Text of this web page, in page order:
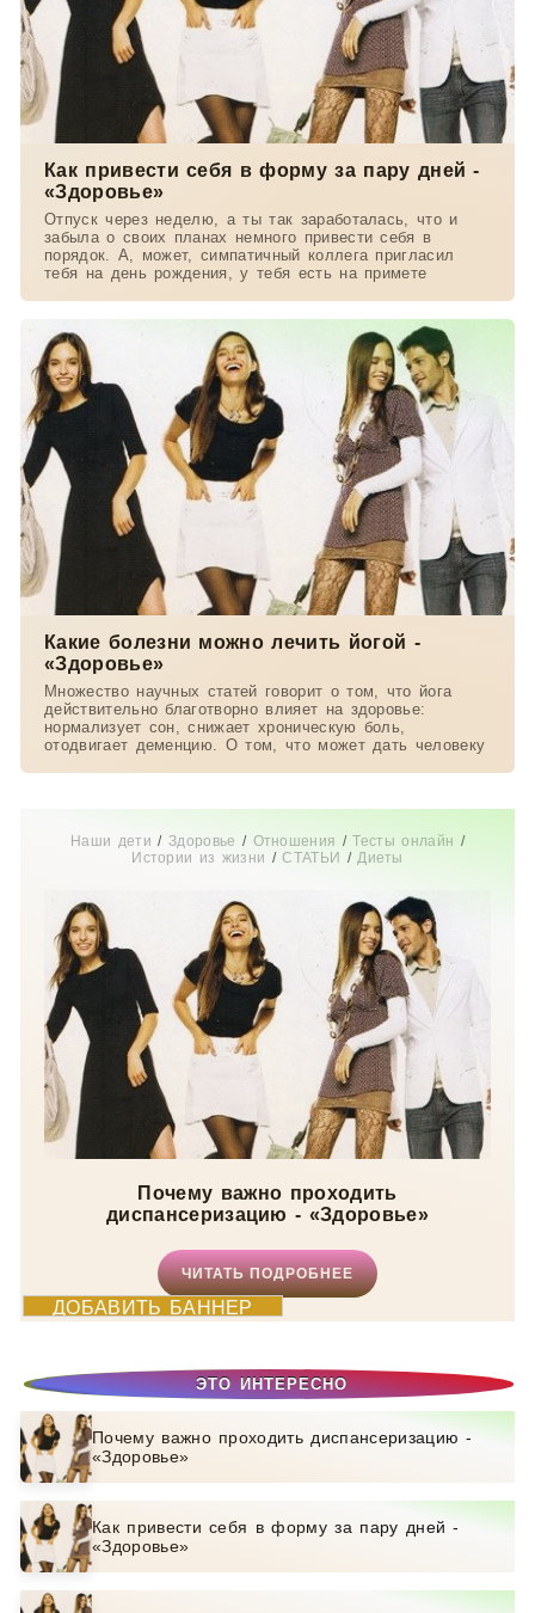
Как привести себя в форму за пару дней -
«Здоровье»
Отпуск через неделю, а ты так заработалась, что и
забыла о своих планах немного привести себя в
порядок. А, может, симпатичный коллега пригласил
тебя на день рождения, у тебя есть на примете
Какие болезни можно лечить йогой -
«Здоровье»
Множество научных статей говорит о том, что йога
действительно благотворно влияет на здоровье:
нормализует сон, снижает хроническую боль,
отодвигает деменцию. О том, что может дать человеку
Наши дети / Здоровье / Отношения /Тесты онлайн /
Истории из жизни /СТАТЬИ /Диеты
Почему важно проходить
диспансеризацию - «Здоровье»
ЧИТАТЬ ПОДРОБНЕЕ
ДОБАВИТЬ БАННЕР
ЭТО ИНТЕРЕСНО
Почему важно проходить диспансеризацию -
«Здоровье»
Как привести себя в форму за пару дней -
«Здоровье»